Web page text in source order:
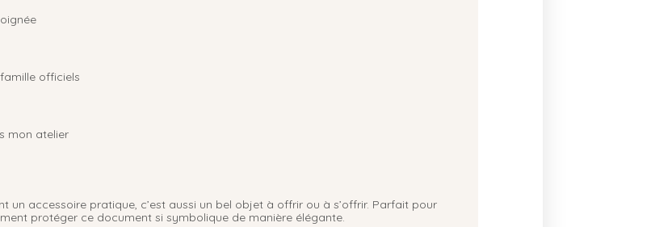
officiels
mon atelier
un accessoire pratique, c’est aussi un bel objet à offrir ou à s’offrir. Parfait pour
protéger ce document si symbolique de manière élégante.